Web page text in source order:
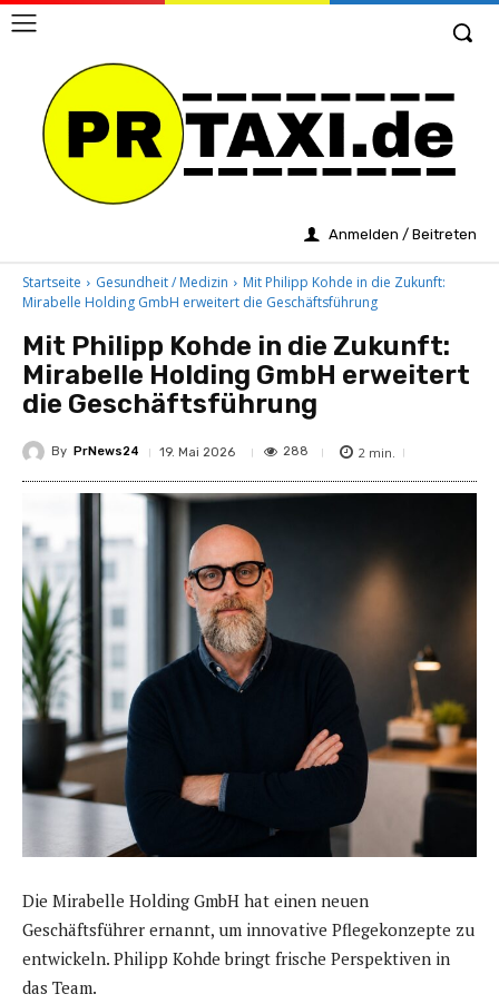
Anmelden / Beitreten
Startseite Gesundheit / Medizin
Mit Philipp Kohde in die Zukunft:
Mirabelle Holding GmbH erweitert die Geschäftsführung
Mit Philipp Kohde in die Zukunft:
Mirabelle Holding GmbH erweitert
die Geschäftsführung
By PrNews24 19. Mai 2026 288 2 min.
Die Mirabelle Holding GmbH hat einen neuen
Geschäftsführer ernannt, um innovative Pflegekonzepte zu
entwickeln. Philipp Kohde bringt frische Perspektiven in
das Team.